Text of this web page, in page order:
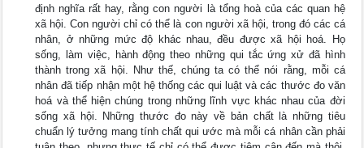
định nghĩa rất hay, rằng con người là tổng hoà của các quan hệ
xã hội. Con người chỉ có thể là con người xã hội, trong đó các cá
nhân, ở những mức độ khác nhau, đều được xã hội hoá. Họ
sống, làm việc, hành động theo những qui tắc ứng xử đã hình
thành trong xã hội. Như thế, chúng ta có thể nói rằng, mỗi cá
nhân đã tiếp nhận một hệ thống các qui luật và các thước đo văn
hoá và thể hiện chúng trong những lĩnh vực khác nhau của đời
sống xã hội. Những thước đo này về bản chất là những tiêu
chuẩn lý tưởng mang tính chất qui ước mà mỗi cá nhân cần phải